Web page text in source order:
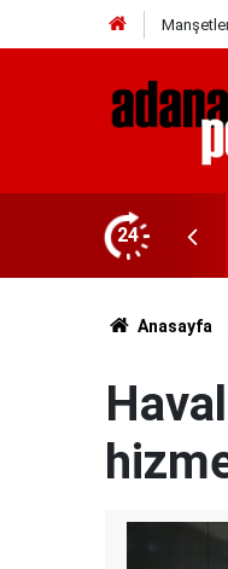
24
Anasayfa